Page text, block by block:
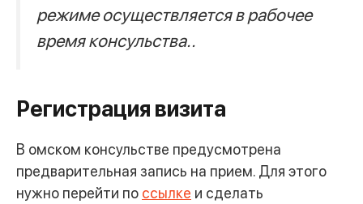
режиме осуществляется в рабочее
время консульства..
Регистрация визита
В омском консульстве предусмотрена
предварительная запись на прием. Для этого
нужно перейти по ссылке и сделать